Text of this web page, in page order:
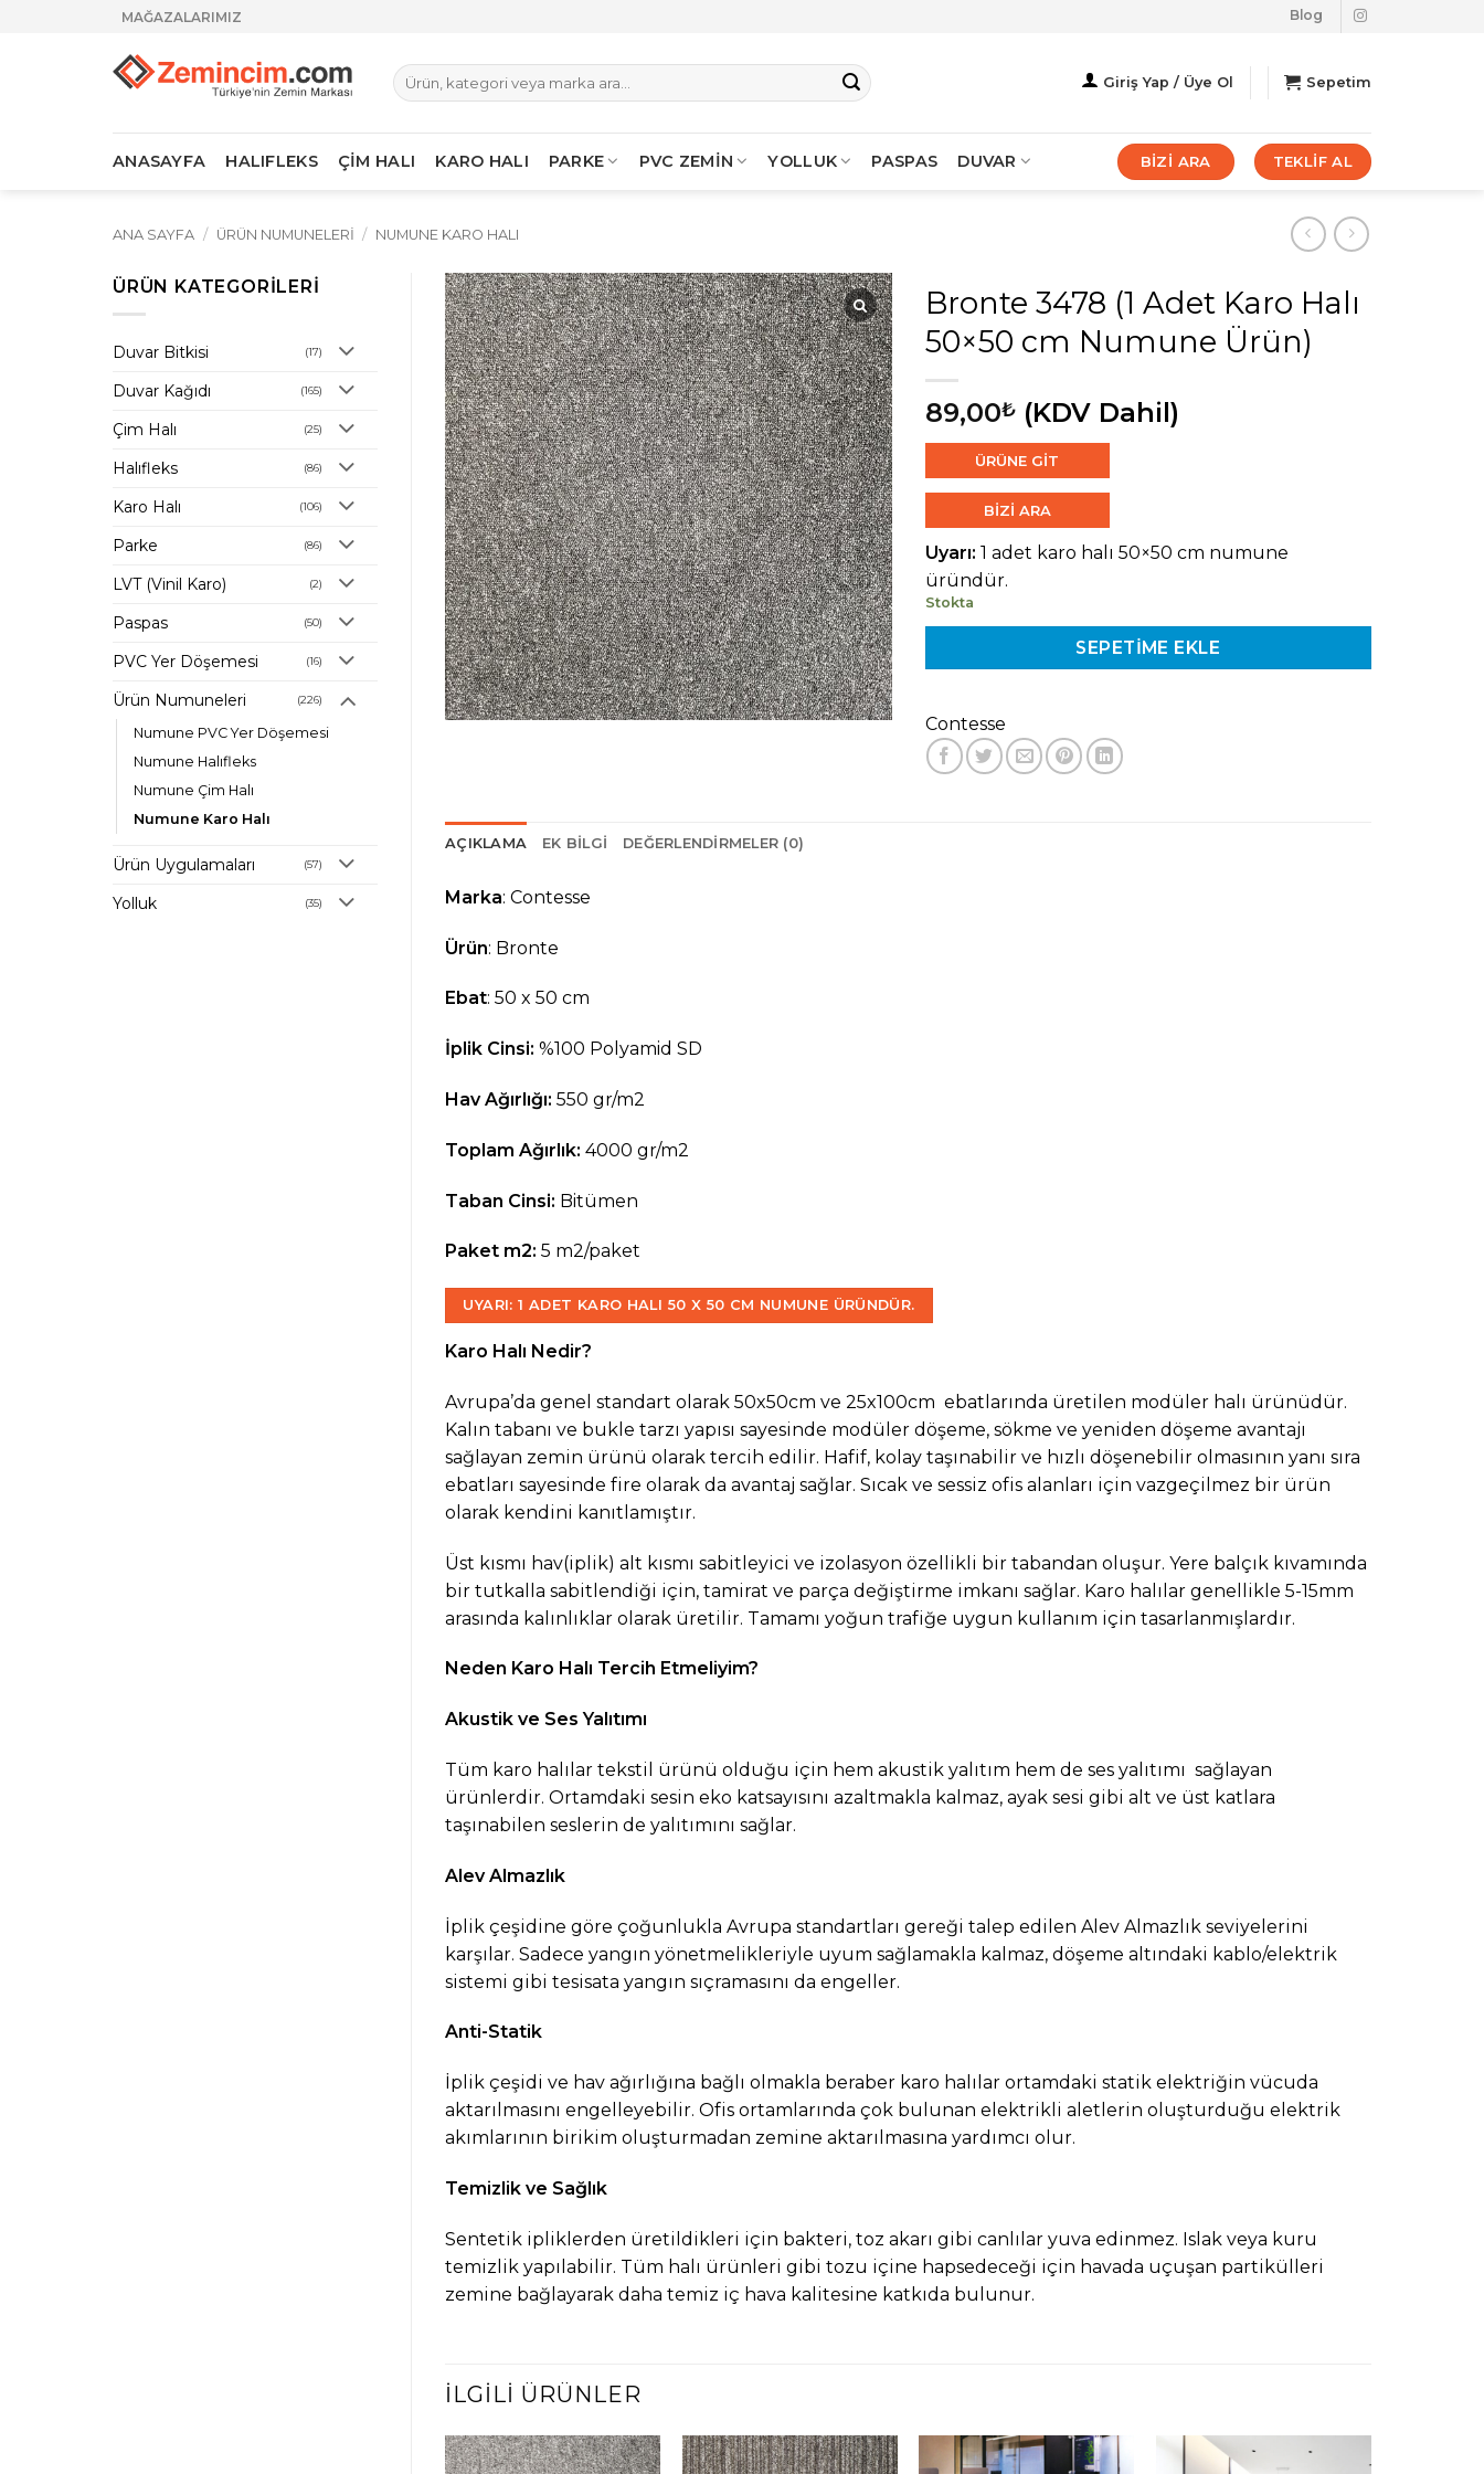
MAĞAZALARIMIZ Blog
Ara:
Giriş Yap / Üye Ol Sepetim
ANASAYFA HALIFLEKS ÇİM HALI KARO HALI PARKE PVC ZEMİN YOLLUK PASPAS DUVAR BİZİ ARA TEKLİF AL
ANA SAYFA / ÜRÜN NUMUNELERI / NUMUNE KARO HALI
ÜRÜN KATEGORILERI
Duvar Bitkisi (17)
Duvar Kağıdı (165)
Çim Halı (25)
Halıfleks (86)
Karo Halı (106)
Parke (86)
LVT (Vinil Karo) (2)
Paspas (50)
PVC Yer Döşemesi (16)
Ürün Numuneleri (226)
Numune PVC Yer Döşemesi
Numune Halıfleks
Numune Çim Halı
Numune Karo Halı
Ürün Uygulamaları (57)
Yolluk (35)
Bronte 3478 (1 Adet Karo Halı
50×50 cm Numune Ürün)
89,00₺ (KDV Dahil)
ÜRÜNE GİT
BİZİ ARA
Uyarı: 1 adet karo halı 50×50 cm numune
üründür.
Stokta
SEPETIME EKLE
Contesse
AÇIKLAMA EK BILGI DEĞERLENDIRMELER (0)
Marka: Contesse
Ürün: Bronte
Ebat: 50 x 50 cm
İplik Cinsi: %100 Polyamid SD
Hav Ağırlığı: 550 gr/m2
Toplam Ağırlık: 4000 gr/m2
Taban Cinsi: Bitümen
Paket m2: 5 m2/paket
UYARI:1 ADET KARO HALI 50 X 50 CM NUMUNE ÜRÜNDÜR.
Karo Halı Nedir?
Avrupa’da genel standart olarak 50x50cm ve 25x100cm ebatlarında üretilen modüler halı ürünüdür.
Kalın tabanı ve bukle tarzı yapısı sayesinde modüler döşeme, sökme ve yeniden döşeme avantajı
sağlayan zemin ürünü olarak tercih edilir. Hafif, kolay taşınabilir ve hızlı döşenebilir olmasının yanı sıra
ebatları sayesinde fire olarak da avantaj sağlar. Sıcak ve sessiz ofis alanları için vazgeçilmez bir ürün
olarak kendini kanıtlamıştır.
Üst kısmı hav(iplik) alt kısmı sabitleyici ve izolasyon özellikli bir tabandan oluşur. Yere balçık kıvamında
bir tutkalla sabitlendiği için, tamirat ve parça değiştirme imkanı sağlar. Karo halılar genellikle 5-15mm
arasında kalınlıklar olarak üretilir. Tamamı yoğun trafiğe uygun kullanım için tasarlanmışlardır.
Neden Karo Halı Tercih Etmeliyim?
Akustik ve Ses Yalıtımı
Tüm karo halılar tekstil ürünü olduğu için hem akustik yalıtım hem de ses yalıtımı sağlayan
ürünlerdir. Ortamdaki sesin eko katsayısını azaltmakla kalmaz, ayak sesi gibi alt ve üst katlara
taşınabilen seslerin de yalıtımını sağlar.
Alev Almazlık
İplik çeşidine göre çoğunlukla Avrupa standartları gereği talep edilen Alev Almazlık seviyelerini
karşılar. Sadece yangın yönetmelikleriyle uyum sağlamakla kalmaz, döşeme altındaki kablo/elektrik
sistemi gibi tesisata yangın sıçramasını da engeller.
Anti-Statik
İplik çeşidi ve hav ağırlığına bağlı olmakla beraber karo halılar ortamdaki statik elektriğin vücuda
aktarılmasını engelleyebilir. Ofis ortamlarında çok bulunan elektrikli aletlerin oluşturduğu elektrik
akımlarının birikim oluşturmadan zemine aktarılmasına yardımcı olur.
Temizlik ve Sağlık
Sentetik ipliklerden üretildikleri için bakteri, toz akarı gibi canlılar yuva edinmez. Islak veya kuru
temizlik yapılabilir. Tüm halı ürünleri gibi tozu içine hapsedeceği için havada uçuşan partikülleri
zemine bağlayarak daha temiz iç hava kalitesine katkıda bulunur.
İLGILI ÜRÜNLER